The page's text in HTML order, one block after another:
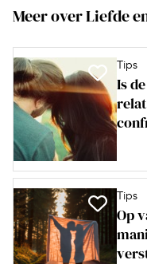
Meer over Liefde
Tips
Is
Tips
Op